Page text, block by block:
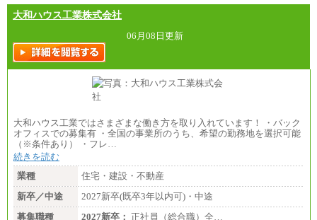
す。
中途：
全職種共通
月給制
226,600円～390,100円（勤務地域等により異なりま
す）
・ご経験やスキルを考慮し、選考の中で決定いたし
ます。
・試用期間中も同額支給します。
大和ハウス工業株式会社
06月08日更新
大和ハウス工業ではさまざまな働き方を取り入れています！ ・バック
オフィスでの募集有 ・全国の事業所のうち、希望の勤務地を選択可能
（※条件あり） ・フレ…
続きを読む
業種
住宅・建設・不動産
新卒／中途
2027新卒(既卒3年以内可)・中途
募集職種
2027新卒： 正社員（総合職）全…